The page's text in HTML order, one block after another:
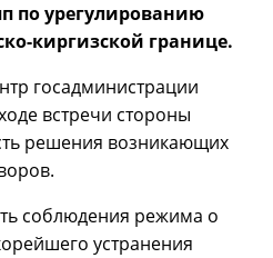
по урегулированию
киргизской границе.
госадминистрации
встречи стороны
решения возникающих
соблюдения режима о
устранения